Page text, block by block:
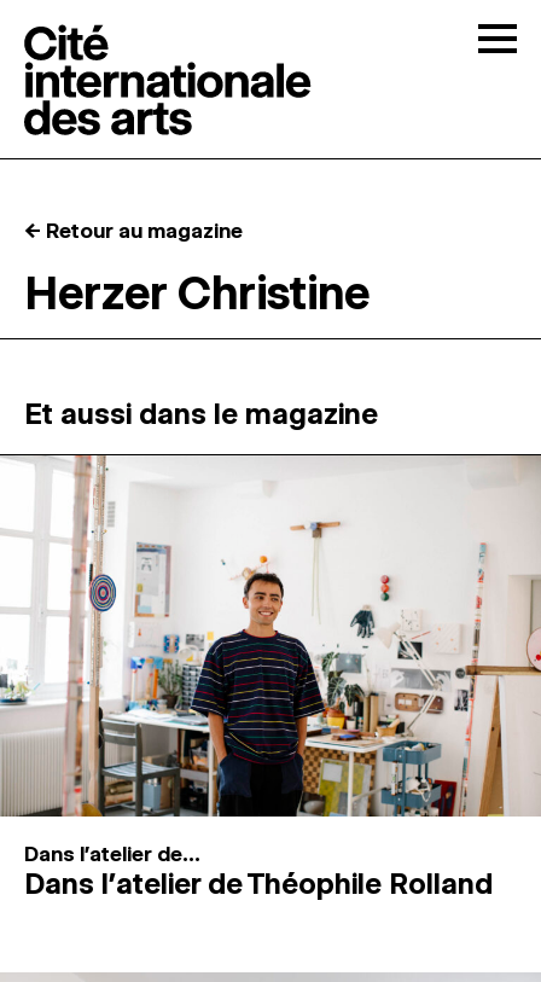
RÉSIDENCES ↓
ATELIERS OUVERTS
PROGRAMMATION
MAGAZINE
ESPACES DE PRATIQUE ARTISTIQUE ↓
Recherche
Connexion
← Retour au magazine
Herzer Christine
Et aussi dans le magazine
Dans l'atelier de...
Dans l’atelier de Théophile Rolland